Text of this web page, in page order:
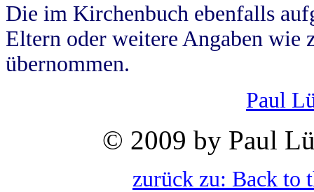
Die im Kirchenbuch ebenfalls
Eltern oder weitere Angaben wie
übernommen.
Paul
© 2009 by Paul
zurück zu: Back to